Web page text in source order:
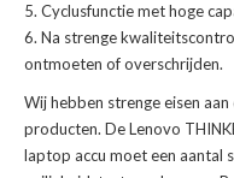
Cyclusfunctie met hoge
Na strenge
ontmoeten of overschrijden.
Wij hebben strenge eisen
producten. DeLenovo
laptop accu moet een aantal